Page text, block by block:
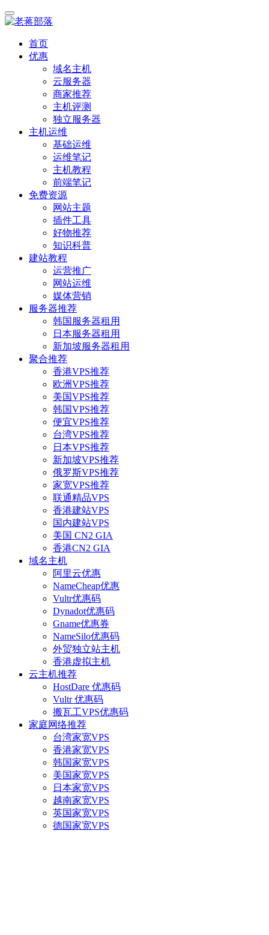
首页
优惠
域名主机
云服务器
商家推荐
主机评测
独立服务器
主机运维
基础运维
运维笔记
主机教程
前端笔记
免费资源
网站主题
插件工具
好物推荐
知识科普
建站教程
运营推广
网站运维
媒体营销
服务器推荐
韩国服务器租用
日本服务器租用
新加坡服务器租用
聚合推荐
香港VPS推荐
欧洲VPS推荐
美国VPS推荐
韩国VPS推荐
便宜VPS推荐
台湾VPS推荐
日本VPS推荐
新加坡VPS推荐
俄罗斯VPS推荐
家宽VPS推荐
联通精品VPS
香港建站VPS
国内建站VPS
美国 CN2 GIA
香港CN2 GIA
域名主机
阿里云优惠
NameCheap优惠
Vultr优惠码
Dynadot优惠码
Gname优惠券
NameSilo优惠码
外贸独立站主机
香港虚拟主机
云主机推荐
HostDare 优惠码
Vultr 优惠码
搬瓦工VPS优惠码
家庭网络推荐
台湾家宽VPS
香港家宽VPS
韩国家宽VPS
美国家宽VPS
日本家宽VPS
越南家宽VPS
英国家宽VPS
德国家宽VPS